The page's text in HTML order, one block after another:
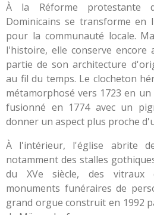
À la Réforme protestante
Dominicains se transforme en
pour la communauté locale.
l'histoire, elle conserve encore
partie de son architecture
au fil du temps. Le clocheton
métamorphosé vers 1723 en
fusionné en 1774 avec un
donner un aspect plus proche
À l'intérieur, l'église abrite
notamment des stalles
du XVe siècle, des vitraux
monuments funéraires de
grand orgue construit en 1992